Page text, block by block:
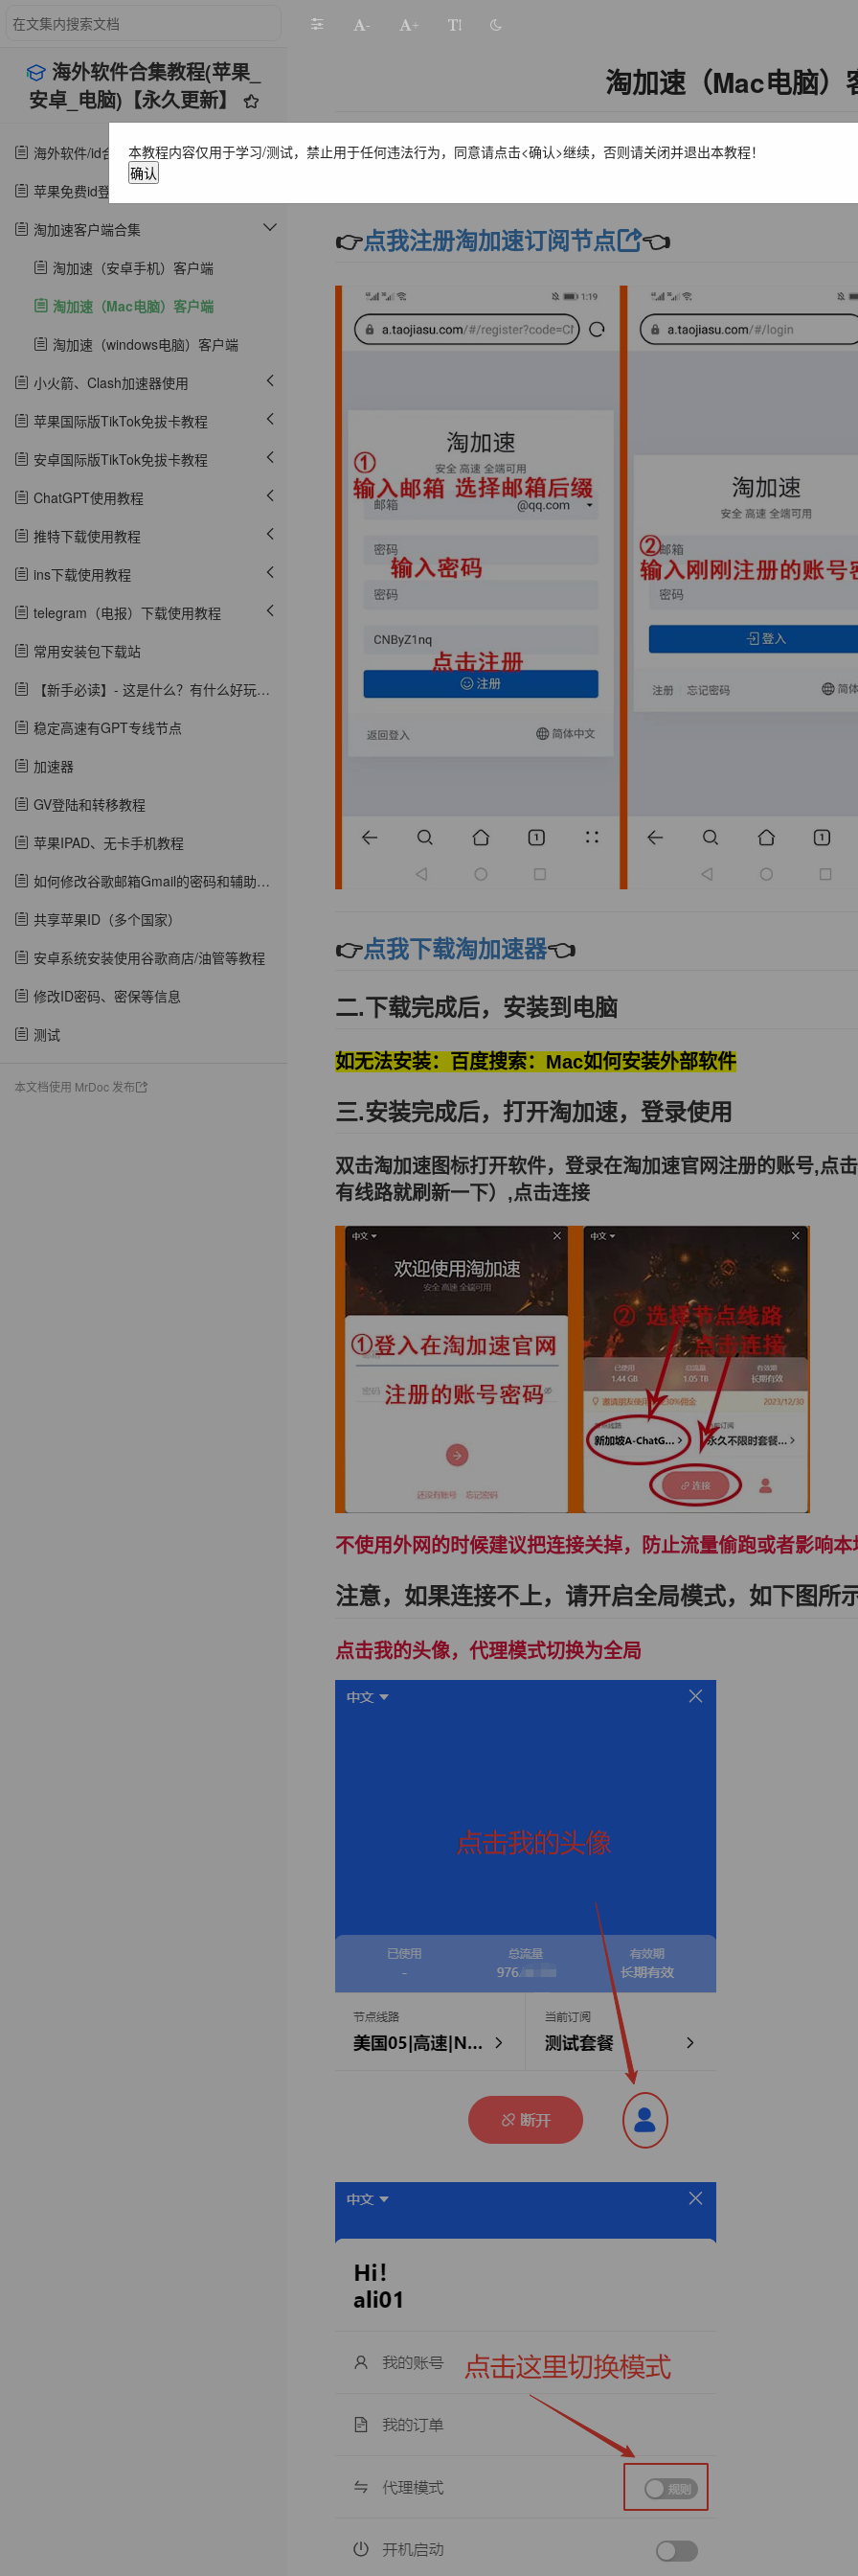
海外软件合集教程(苹果_
安卓_电脑)【永久更新】
海外软件/id合集(苹果/安卓/电脑)【永久更新】
苹果免费id登录教程
淘加速客户端合集
淘加速（安卓手机）客户端
淘加速（Mac电脑）客户端
淘加速（windows电脑）客户端
小火箭、Clash加速器使用
苹果国际版TikTok免拔卡教程
安卓国际版TikTok免拔卡教程
ChatGPT使用教程
推特下载使用教程
ins下载使用教程
telegram（电报）下载使用教程
常用安装包下载站
【新手必读】- 这是什么？有什么好玩的？
稳定高速有GPT专线节点
加速器
GV登陆和转移教程
苹果IPAD、无卡手机教程
如何修改谷歌邮箱Gmail的密码和辅助邮箱?
共享苹果ID（多个国家）
安卓系统安装使用谷歌商店/油管等教程
修改ID密码、密保等信息​
测试
本文档使用 MrDoc 发布
- +
淘加速（Mac电脑）
👉点我注册淘加速订阅节点 👈
👉点我下载淘加速器👈
二.下载完成后，安装到电脑
如无法安装：百度搜索：Mac如何安装外部软件
三.安装完成后，打开淘加速，登录使用
双击淘加速图标打开软件，登录在淘加速官网注册的账号,点
有线路就刷新一下）,点击连接
不使用外网的时候建议把连接关掉，防止流量偷跑或者影响本
注意，如果连接不上，请开启全局模式，如下图所示
点击我的头像，代理模式切换为全局
本教程内容仅用于学习/测试，禁止用于任何违法行为，同意请点击<确认>继续，否则请关闭并退出本教程！
确认